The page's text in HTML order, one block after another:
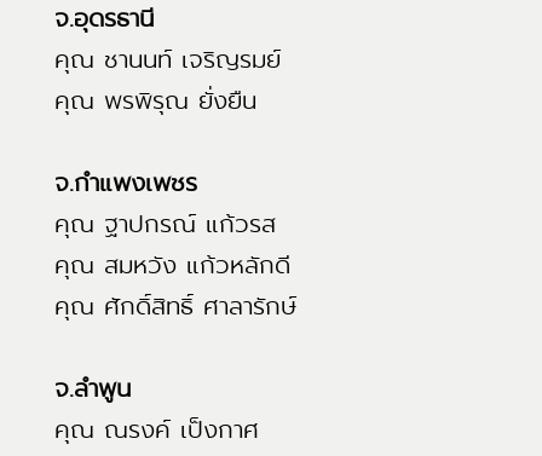
จ.อุดรธานี
คุณ ชานนท์ เจริญรมย์
คุณ พรพิรุณ ยั่งยืน
จ.กำแพงเพชร
คุณ ฐาปกรณ์ แก้วรส
คุณ สมหวัง แก้วหลักดี
คุณ ศักดิ์สิทธิ์ ศาลารักษ์
จ.ลำพูน
คุณ ณรงค์ เป็งกาศ